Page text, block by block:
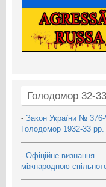
Голодомор 32-
- Закон України №
Голодомор 1932-33 рр.
- Офіційне визнання
міжнародною